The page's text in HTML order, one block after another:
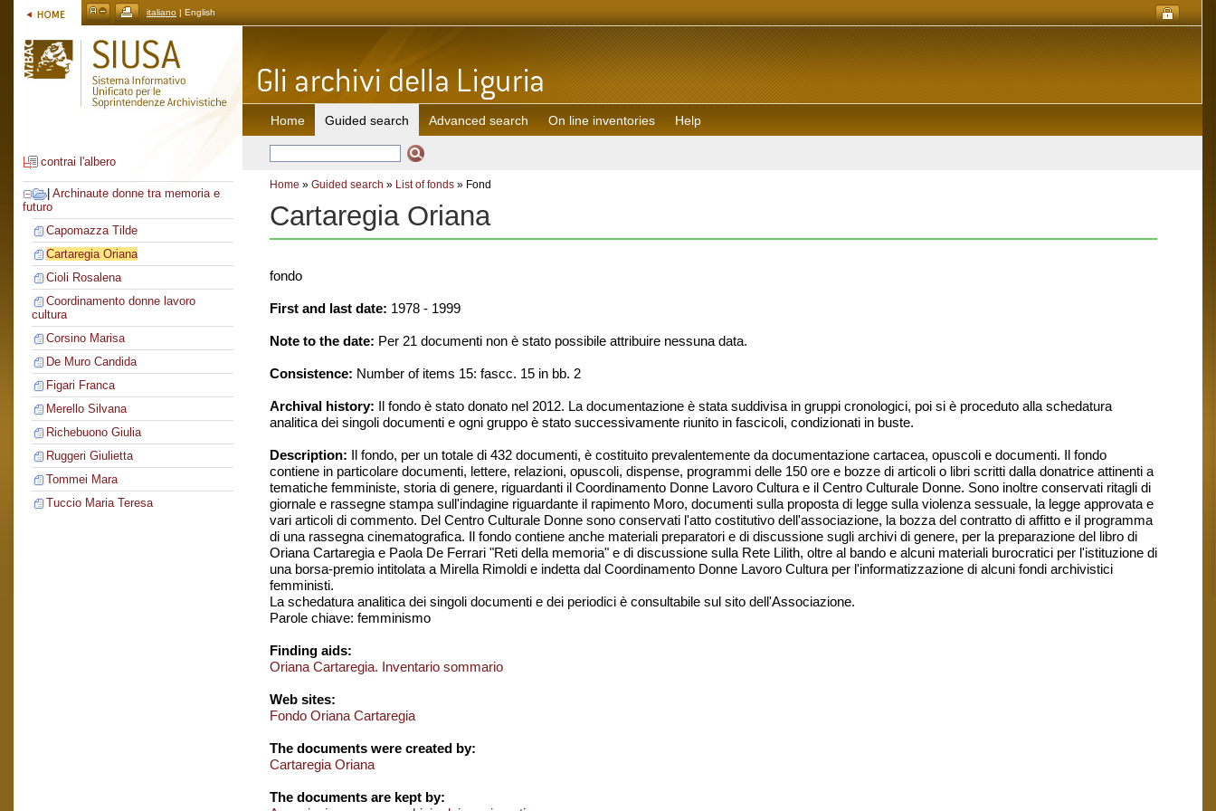
italiano | English
contrai l'albero
Archinaute donne tra memoria e
futuro
Capomazza Tilde
Cartaregia Oriana
Cioli Rosalena
Coordinamento donne lavoro
cultura
Corsino Marisa
De Muro Candida
Figari Franca
Merello Silvana
Richebuono Giulia
Ruggeri Giulietta
Tommei Mara
Tuccio Maria Teresa
Home Guided search Advanced search On line inventories Help
Home » Guided search » List of fonds » Fond
Cartaregia Oriana
fondo
First and last date: 1978 - 1999
Note to the date: Per 21 documenti non è stato possibile attribuire nessuna data.
Consistence: Number of items 15: fascc. 15 in bb. 2
Archival history: Il fondo è stato donato nel 2012. La documentazione è stata suddivisa in gruppi cronologici, poi si è proceduto alla schedatura
analitica dei singoli documenti e ogni gruppo è stato successivamente riunito in fascicoli, condizionati in buste.
Description: Il fondo, per un totale di 432 documenti, è costituito prevalentemente da documentazione cartacea, opuscoli e documenti. Il fondo
contiene in particolare documenti, lettere, relazioni, opuscoli, dispense, programmi delle 150 ore e bozze di articoli o libri scritti dalla donatrice attinenti a
tematiche femministe, storia di genere, riguardanti il Coordinamento Donne Lavoro Cultura e il Centro Culturale Donne. Sono inoltre conservati ritagli di
giornale e rassegne stampa sull'indagine riguardante il rapimento Moro, documenti sulla proposta di legge sulla violenza sessuale, la legge approvata e
vari articoli di commento. Del Centro Culturale Donne sono conservati l'atto costitutivo dell'associazione, la bozza del contratto di affitto e il programma
di una rassegna cinematografica. Il fondo contiene anche materiali preparatori e di discussione sugli archivi di genere, per la preparazione del libro di
Oriana Cartaregia e Paola De Ferrari "Reti della memoria" e di discussione sulla Rete Lilith, oltre al bando e alcuni materiali burocratici per l'istituzione di
una borsa-premio intitolata a Mirella Rimoldi e indetta dal Coordinamento Donne Lavoro Cultura per l'informatizzazione di alcuni fondi archivistici
femministi.
La schedatura analitica dei singoli documenti e dei periodici è consultabile sul sito dell'Associazione.
Parole chiave: femminismo
Finding aids:
Oriana Cartaregia. Inventario sommario
Web sites:
Fondo Oriana Cartaregia
The documents were created by:
Cartaregia Oriana
The documents are kept by: